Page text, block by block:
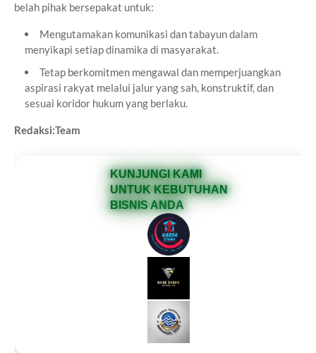
belah pihak bersepakat untuk:
Mengutamakan komunikasi dan tabayun dalam
menyikapi setiap dinamika di masyarakat.
Tetap berkomitmen mengawal dan memperjuangkan
aspirasi rakyat melalui jalur yang sah, konstruktif, dan
sesuai koridor hukum yang berlaku.
Redaksi:Team
KUNJUNGI KAMI
UNTUK KEBUTUHAN
BISNIS ANDA